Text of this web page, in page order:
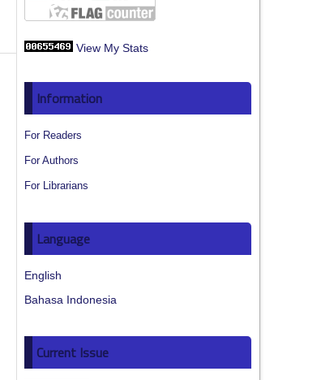
View My Stats
Information
For Readers
For Authors
For Librarians
Language
English
Bahasa Indonesia
Current Issue